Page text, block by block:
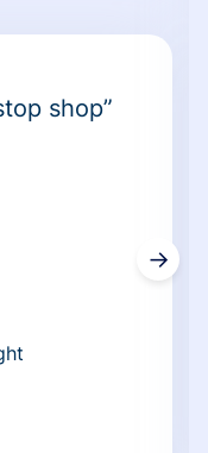
shop”
→